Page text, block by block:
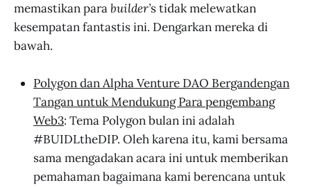
memastikan parabuilder’s tidak melewatkan
kesempatan fantastis ini. Dengarkan mereka di
bawah.
Polygon dan Alpha Venture DAO Bergandengan
Tangan untuk Mendukung Para pengembang
Web3: Tema Polygon bulan ini adalah
#BUIDLtheDIP. Oleh karena itu, kami bersama
sama mengadakan acara ini untuk memberikan
pemahaman bagaimana kami berencana untuk